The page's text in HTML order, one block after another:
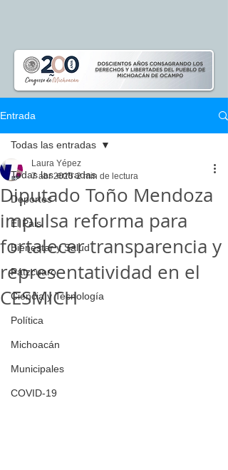
Entrada
Todas las entradas
Deportes
El Pais
Bienestar y Salud
Pátzcuaro
Ciencia y Tecnología
Política
Michoacán
Municipales
COVID-19
Todas las entradas
Diputado Toño Mendoza
impulsa reforma para
fortalecer transparencia y
representatividad en el
CESMICH
Laura Yépez
7 abr 2025 2 min de lectura